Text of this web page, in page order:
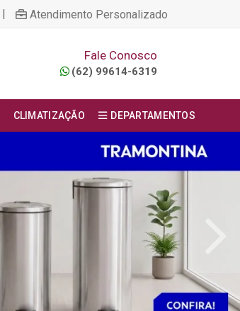
| Atendimento Personalizado
Fale Conosco
(62) 99614-6319
CLIMATIZAÇÃO DEPARTAMENTOS